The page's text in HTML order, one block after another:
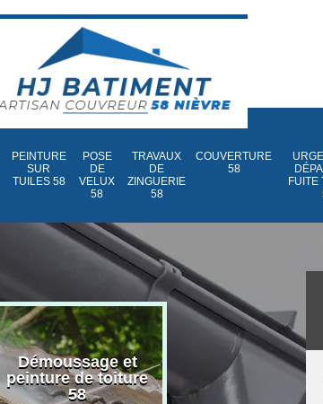
PEINTURE
SUR
TUILES 58
POSE
DE
VELUX
58
TRAVAUX
DE
ZINGUERIE
58
COUVERTURE
58
FUITE
Démoussage et
peinture de toiture
58
Nettoyage et
traitement de
toiture 58